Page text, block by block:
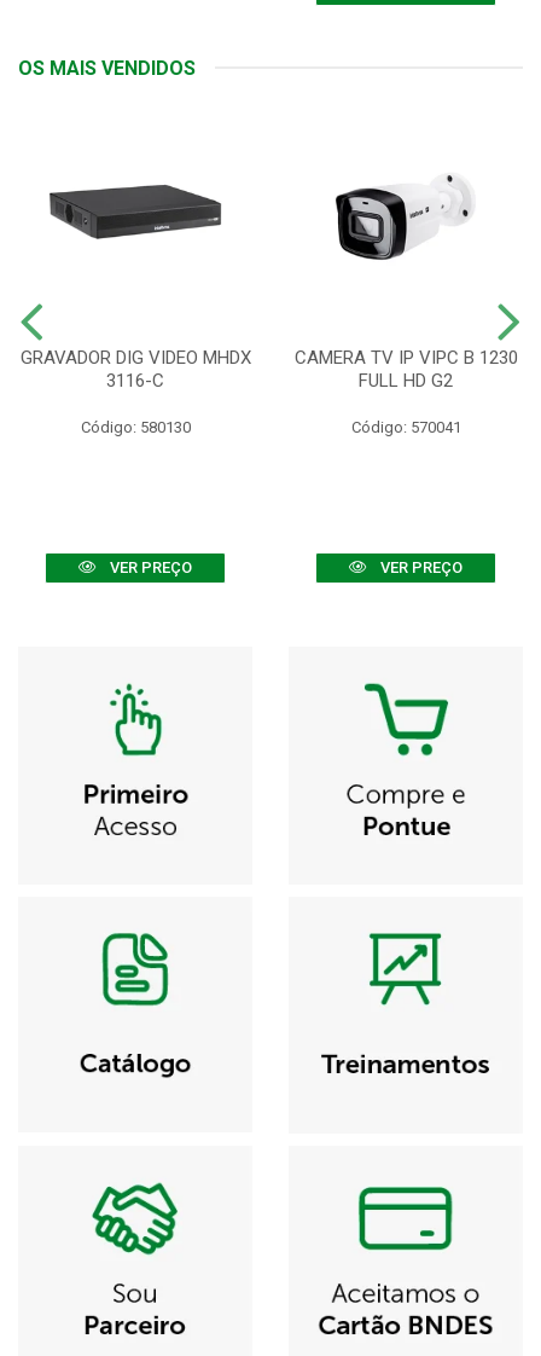
OS MAIS VENDIDOS
GRAVADOR DIG VIDEO MHDX
3116-C
Código: 580130
VER PREÇO
CAMERA TV IP VIPC B 1230
FULL HD G2
Código: 570041
VER PREÇO